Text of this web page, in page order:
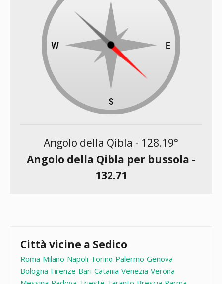
Angolo della Qibla - 128.19°
Angolo della Qibla per bussola -
132.71
Città vicine a Sedico
Roma Milano Napoli Torino Palermo Genova
Bologna Firenze Bari Catania Venezia Verona